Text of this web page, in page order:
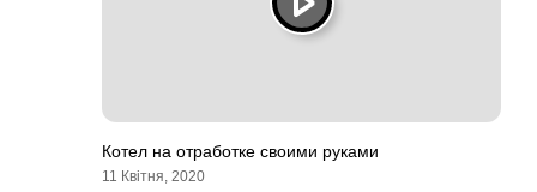
Котел на отработке своими руками
11 Квітня, 2020